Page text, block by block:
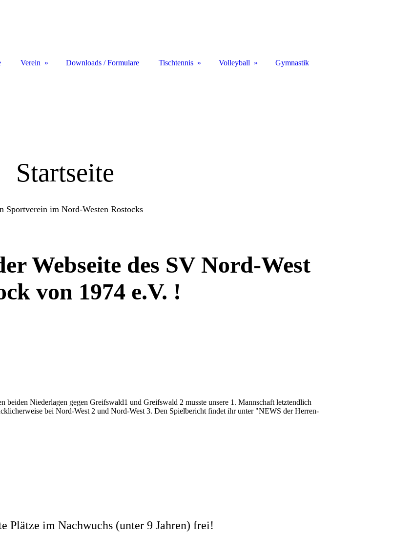
Startseite
Sportverein im Nord-Westen Rostocks
Webseite des SV Nord-West
von 1974 e.V. !
beiden Niederlagen gegen Greifswald1 und Greifswald 2 musste unsere 1. Mannschaft letztendlich
bei Nord-West 2 und Nord-West 3. Den Spielbericht findet ihr unter "NEWS der Herren-
Plätze im Nachwuchs (unter 9 Jahren) frei!
Verein Downloads / Formulare Tischtennis Volleyball Gymnastik